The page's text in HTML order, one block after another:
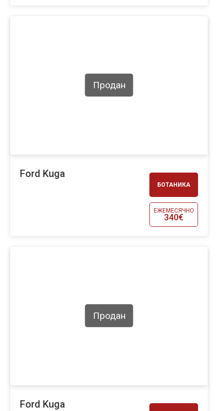
БОТАНИКА
ЕЖЕМЕСЯЧНО
340€
Продан
Ford Kuga
Продан
Ford Kuga